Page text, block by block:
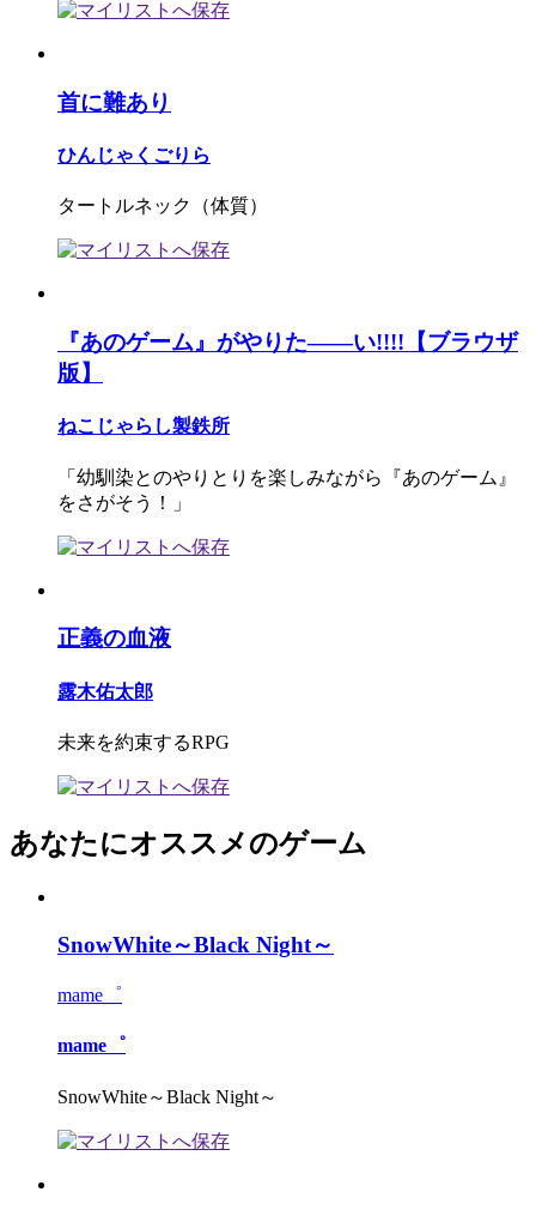
首に難あり
ひんじゃくごりら
タートルネック（体質）
『あのゲーム』がやりた――い!!!!【ブラウザ
版】
ねこじゃらし製鉄所
「幼馴染とのやりとりを楽しみながら『あのゲーム』
をさがそう！」
正義の血液
露木佑太郎
未来を約束するRPG
あなたにオススメのゲーム
SnowWhite～Black Night～
mame゜
mame゜
SnowWhite～Black Night～